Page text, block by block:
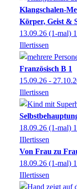
Klangschalen-
Körper, Geist &
13.09.26 (1-mal)
Illertissen
Französisch B 1
15.09.26 -
Illertissen
18.09.26 (1-mal)
IIlertissen
Von Frau zu
18.09.26 (1-mal)
IIlertissen